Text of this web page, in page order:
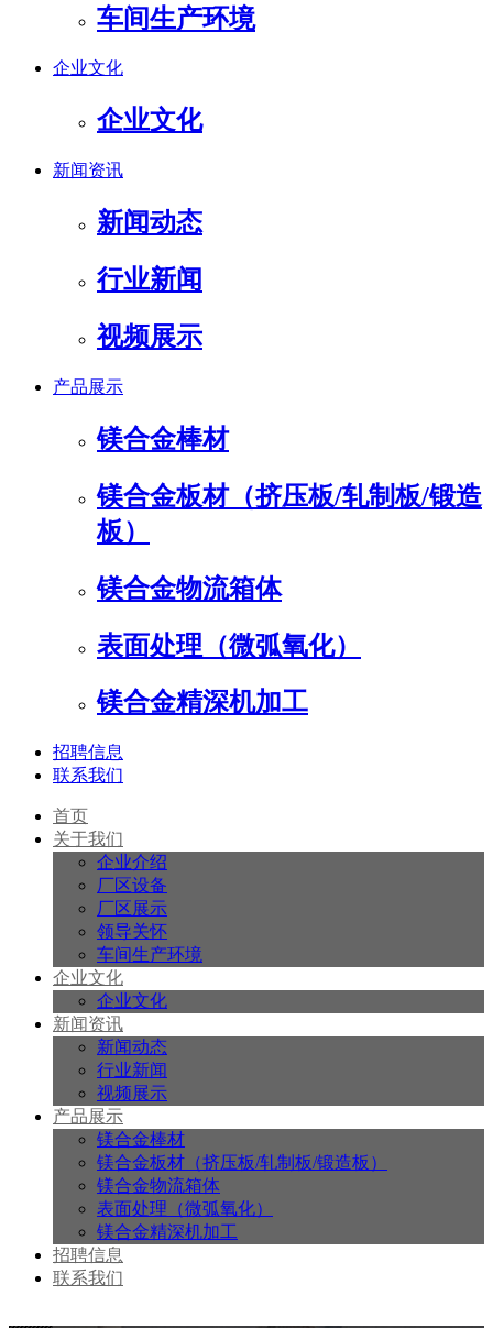
车间生产环境
企业文化
企业文化
新闻资讯
新闻动态
行业新闻
视频展示
产品展示
镁合金棒材
镁合金板材（挤压板/轧制板/锻造
板）
镁合金物流箱体
表面处理（微弧氧化）
镁合金精深机加工
招聘信息
联系我们
首页
关于我们
企业介绍
厂区设备
厂区展示
领导关怀
车间生产环境
企业文化
企业文化
新闻资讯
新闻动态
行业新闻
视频展示
产品展示
镁合金棒材
镁合金板材（挤压板/轧制板/锻造板）
镁合金物流箱体
表面处理（微弧氧化）
镁合金精深机加工
招聘信息
联系我们